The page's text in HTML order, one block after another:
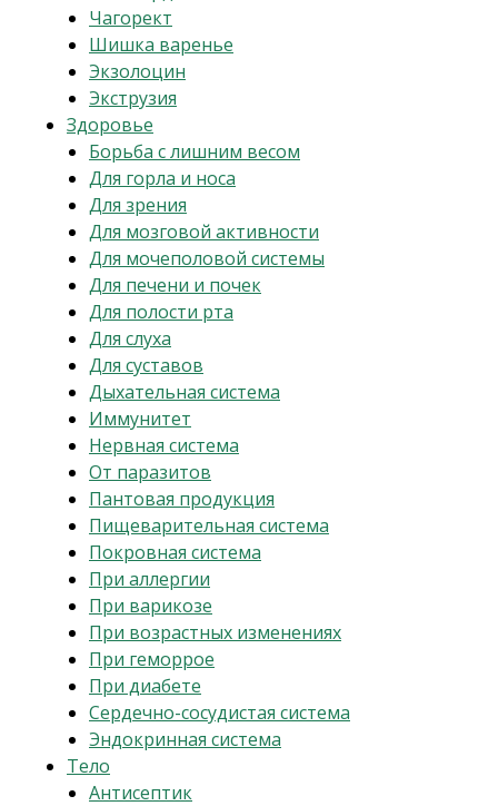
Чагорект
Шишка варенье
Экзолоцин
Экструзия
Здоровье
Борьба с лишним весом
Для горла и носа
Для зрения
Для мозговой активности
Для мочеполовой системы
Для печени и почек
Для полости рта
Для слуха
Для суставов
Дыхательная система
Иммунитет
Нервная система
От паразитов
Пантовая продукция
Пищеварительная система
Покровная система
При аллергии
При варикозе
При возрастных изменениях
При геморрое
При диабете
Сердечно-сосудистая система
Эндокринная система
Тело
Антисептик